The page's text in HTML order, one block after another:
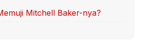
Mitchell Baker-nya?